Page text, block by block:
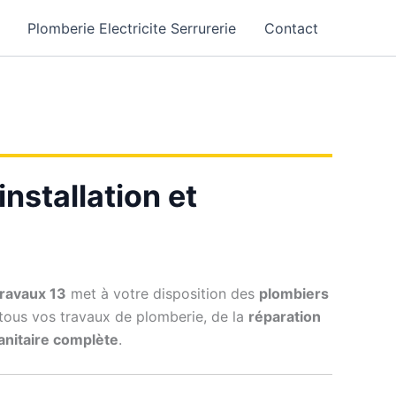
Plomberie Electricite Serrurerie Contact
et
13 met à votre disposition des plombiers
vos travaux de plomberie, de la réparation
complète.